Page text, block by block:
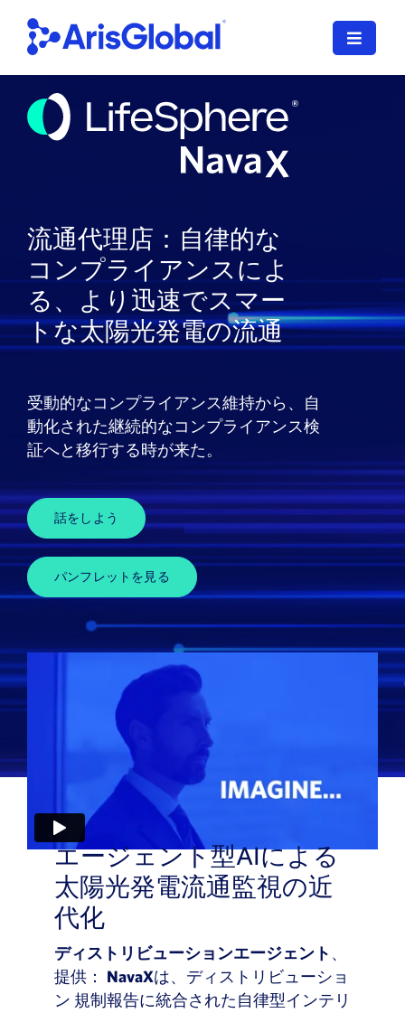
ナ
る
日本語
LifeSphere
XDI
SPORIFY
導入サービス
ニュース
当社について
お客様ログイン
流通代理店：自律的な
コンプライアンスによ
る、より迅速でスマー
トな太陽光発電の流通
受動的なコンプライアンス維持から、自
動化された継続的なコンプライアンス検
証へと移行する時が来た。
話をしよう
パンフレットを見る
エージェント型AIによる
太陽光発電流通監視の近
代化
ディストリビューションエージェント 、
提供： NavaXは、ディストリビューショ
ン 規制報告に統合された自律型インテリ